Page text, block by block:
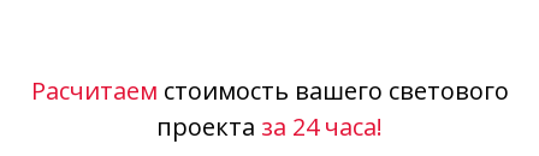
Расчитаем стоимость вашего светового
проекта за 24 часа!